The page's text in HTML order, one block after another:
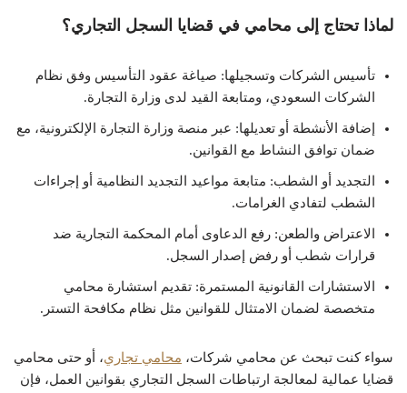
لماذا تحتاج إلى محامي في قضايا السجل التجاري؟
تأسيس الشركات وتسجيلها: صياغة عقود التأسيس وفق نظام
الشركات السعودي، ومتابعة القيد لدى وزارة التجارة.
إضافة الأنشطة أو تعديلها: عبر منصة وزارة التجارة الإلكترونية، مع
ضمان توافق النشاط مع القوانين.
التجديد أو الشطب: متابعة مواعيد التجديد النظامية أو إجراءات
الشطب لتفادي الغرامات.
الاعتراض والطعن: رفع الدعاوى أمام المحكمة التجارية ضد
قرارات شطب أو رفض إصدار السجل.
الاستشارات القانونية المستمرة: تقديم استشارة محامي
متخصصة لضمان الامتثال للقوانين مثل نظام مكافحة التستر.
سواء كنت تبحث عن محامي شركات، محامي تجاري، أو حتى محامي
قضايا عمالية لمعالجة ارتباطات السجل التجاري بقوانين العمل، فإن